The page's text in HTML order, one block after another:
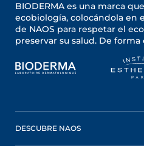
BIODERMA es una marca
ecobiología, colocándola en
de NAOS para respetar el
preservar su salud. De forma
DESCUBRE NAOS